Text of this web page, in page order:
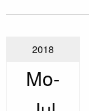
2018
Mo-